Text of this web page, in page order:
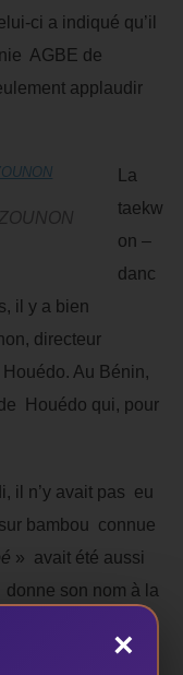
ci a indiqué qu’il
AGBE de
applaudir
La
taekw
on –
danc
il y a bien
directeur
Au Bénin,
Houédo qui, pour
il n’y avait pas eu
bambou connue
» avait été aussi
donne son nom à la
la grande cour
Deux danseurs
×